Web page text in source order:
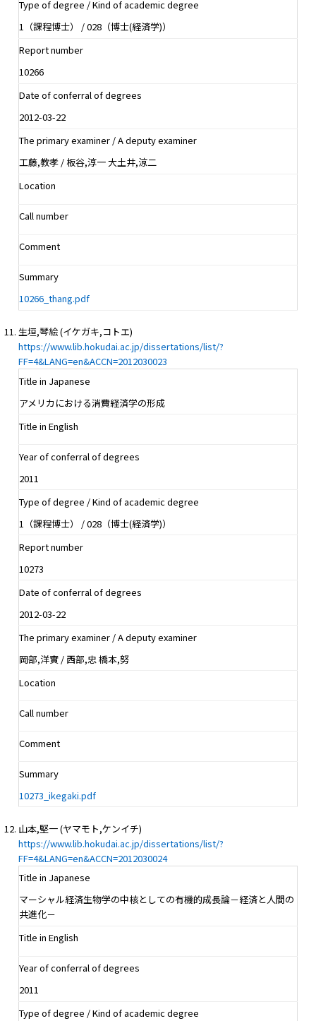
Type of degree / Kind of academic degree
1（課程博士） / 028（博士(経済学)）
Report number
10266
Date of conferral of degrees
2012-03-22
The primary examiner / A deputy examiner
工藤,教孝 / 板谷,淳一 大土井,涼二
Location
Call number
Comment
Summary
10266_thang.pdf
生垣,琴絵 (イケガキ,コトエ)
https://www.lib.hokudai.ac.jp/dissertations/list/?
FF=4&LANG=en&ACCN=2012030023
Title in Japanese
アメリカにおける消費経済学の形成
Title in English
Year of conferral of degrees
2011
Type of degree / Kind of academic degree
1（課程博士） / 028（博士(経済学)）
Report number
10273
Date of conferral of degrees
2012-03-22
The primary examiner / A deputy examiner
岡部,洋實 / 西部,忠 橋本,努
Location
Call number
Comment
Summary
10273_ikegaki.pdf
山本,堅一 (ヤマモト,ケンイチ)
https://www.lib.hokudai.ac.jp/dissertations/list/?
FF=4&LANG=en&ACCN=2012030024
Title in Japanese
マーシャル経済生物学の中核としての有機的成長論－経済と人間の
共進化－
Title in English
Year of conferral of degrees
2011
Type of degree / Kind of academic degree